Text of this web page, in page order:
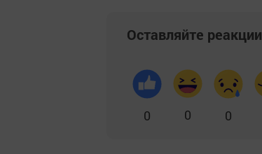
Оставляйте реакции
0 0 0